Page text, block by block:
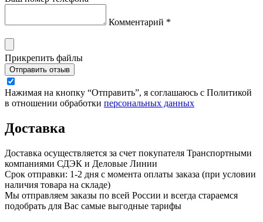
Комментарий *
Прикрепить файлы
Отправить отзыв
Нажимая на кнопку “Отправить”, я соглашаюсь с Политикой
в отношении обработки персональных данных
Доставка
Доставка осуществляется за счет покупателя Транспортными
компаниями СДЭК и Деловые Линии
Срок отправки: 1-2 дня с момента оплаты заказа (при условии
наличия товара на складе)
Мы отправляем заказы по всей России и всегда стараемся
подобрать для Вас самые выгодные тарифы